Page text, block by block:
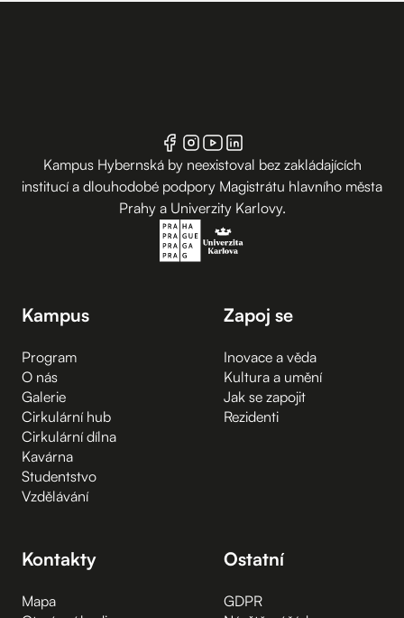
Kampus Hybernská by neexistoval bez zakládajících
institucí a dlouhodobé podpory Magistrátu hlavního města
Prahy a Univerzity Karlovy.
Kampus
Program
O nás
Galerie
Cirkulární hub
Cirkulární dílna
Kavárna
Studentstvo
Vzdělávání
Zapoj se
Inovace a věda
Kultura a umění
Jak se zapojit
Rezidenti
Kontakty
Mapa
Ostatní
GDPR